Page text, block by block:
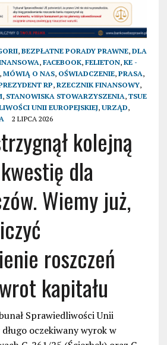
, BEZPŁATNE PORADY PRAWNE, DLA
, FACEBOOK, FELIETON, KE -
, MÓWIĄ O NAS, OŚWIADCZENIE, PRASA,
RP, RZECZNIK FINANSOWY,
, STANOWISKA STOWARZYSZENIA, TSUE
UNII EUROPEJSKIEJ, URZĄD,
2 LIPCA 2026
kolejną
dla
Wiemy już,
roszczeń
kapitału
Sprawiedliwości Unii
oczekiwany wyrok w